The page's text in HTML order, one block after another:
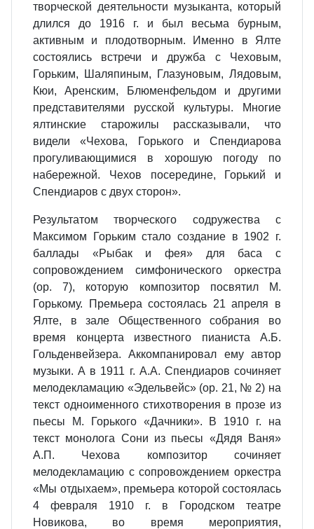
творческой деятельности музыканта, который
длился до 1916 г. и был весьма бурным,
активным и плодотворным. Именно в Ялте
состоялись встречи и дружба с Чеховым,
Горьким, Шаляпиным, Глазуновым, Лядовым,
Кюи, Аренским, Блюменфельдом и другими
представителями русской культуры. Многие
ялтинские старожилы рассказывали, что
видели «Чехова, Горького и Спендиарова
прогуливающимися в хорошую погоду по
набережной. Чехов посередине, Горький и
Спендиаров с двух сторон».
Результатом творческого содружества с
Максимом Горьким стало создание в 1902 г.
баллады «Рыбак и фея» для баса с
сопровождением симфонического оркестра
(op. 7), которую композитор посвятил М.
Горькому. Премьера состоялась 21 апреля в
Ялте, в зале Общественного собрания во
время концерта известного пианиста А.Б.
Гольденвейзера. Аккомпанировал ему автор
музыки. А в 1911 г. А.А. Спендиаров сочиняет
мелодекламацию «Эдельвейс» (op. 21, № 2) на
текст одноименного стихотворения в прозе из
пьесы М. Горького «Дачники». В 1910 г. на
текст монолога Сони из пьесы «Дядя Ваня»
А.П. Чехова композитор сочиняет
мелодекламацию с сопровождением оркестра
«Мы отдыхаем», премьера которой состоялась
4 февраля 1910 г. в Городском театре
Новикова, во время мероприятия,